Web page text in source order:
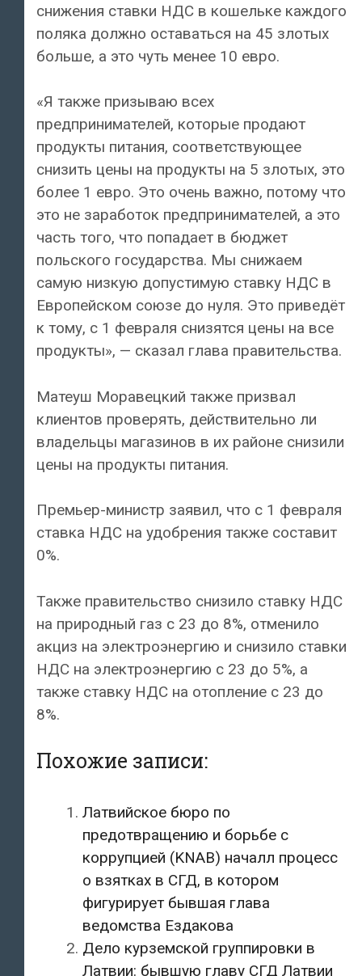
снижения ставки НДС в кошельке каждого
поляка должно оставаться на 45 злотых
больше, а это чуть менее 10 евро.
«Я также призываю всех
предпринимателей, которые продают
продукты питания, соответствующее
снизить цены на продукты на 5 злотых, это
более 1 евро. Это очень важно, потому что
это не заработок предпринимателей, а это
часть того, что попадает в бюджет
польского государства. Мы снижаем
самую низкую допустимую ставку НДС в
Европейском союзе до нуля. Это приведёт
к тому, с 1 февраля снизятся цены на все
продукты», — сказал глава правительства.
Матеуш Моравецкий также призвал
клиентов проверять, действительно ли
владельцы магазинов в их районе снизили
цены на продукты питания.
Премьер-министр заявил, что с 1 февраля
ставка НДС на удобрения также составит
0%.
Также правительство снизило ставку НДС
на природный газ с 23 до 8%, отменило
акциз на электроэнергию и снизило ставки
НДС на электроэнергию с 23 до 5%, а
также ставку НДС на отопление с 23 до
8%.
Похожие записи:
Латвийское бюро по
предотвращению и борьбе с
коррупцией (KNAB) началл процесс
о взятках в СГД, в котором
фигурирует бывшая глава
ведомства Ездакова
Дело курземской группировки в
Латвии: бывшую главу СГД Латвии